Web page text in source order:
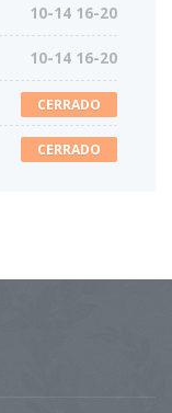
10-14 16-20
10-14 16-20
CERRADO
CERRADO